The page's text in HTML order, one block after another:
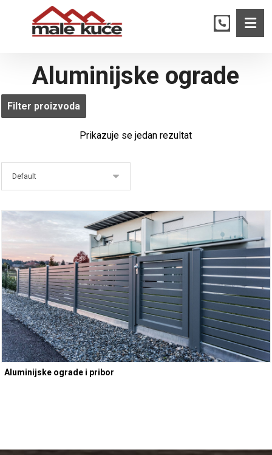
Aluminijske ograde
Filter proizvoda
Prikazuje se jedan rezultat
Aluminijske ograde i pribor